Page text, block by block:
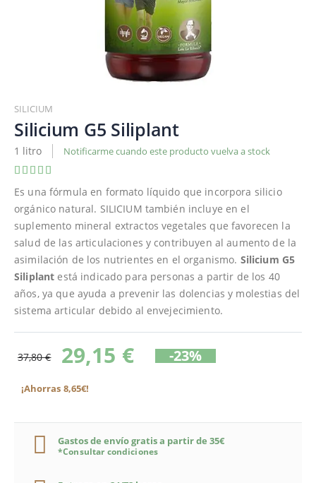
al
comienzo
de
la
galería
imágenes
SILICIUM
Silicium G5 Siliplant
1 litro
Notificarme cuando este producto vuelva a stock
Valoración:
Es una fórmula en formato líquido que incorpora silicio
orgánico natural. SILICIUM también incluye en el
suplemento mineral extractos vegetales que favorecen la
salud de las articulaciones y contribuyen al aumento de la
asimilación de los nutrientes en el organismo. Silicium G5
Siliplant está indicado para personas a partir de los 40
años, ya que ayuda a prevenir las dolencias y molestias del
sistema articular debido al envejecimiento.
37,80 € 29,15 € -23%
¡Ahorras 8,65€!
Gastos de envío gratis a partir de 35€
*Consultar condiciones